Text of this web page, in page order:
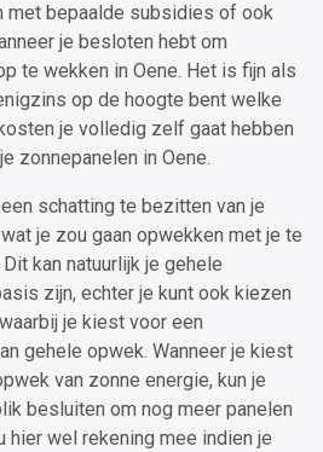
met bepaalde subsidies of ook
je besloten hebt om
te wekken in Oene. Het is fijn als
op de hoogte bent welke
je volledig zelf gaat hebben
zonnepanelen in Oene.
schatting te bezitten van je
je zou gaan opwekken met je te
kan natuurlijk je gehele
zijn, echter je kunt ook kiezen
je kiest voor een
gehele opwek. Wanneer je kiest
van zonne energie, kun je
besluiten om nog meer panelen
hier wel rekening mee indien je